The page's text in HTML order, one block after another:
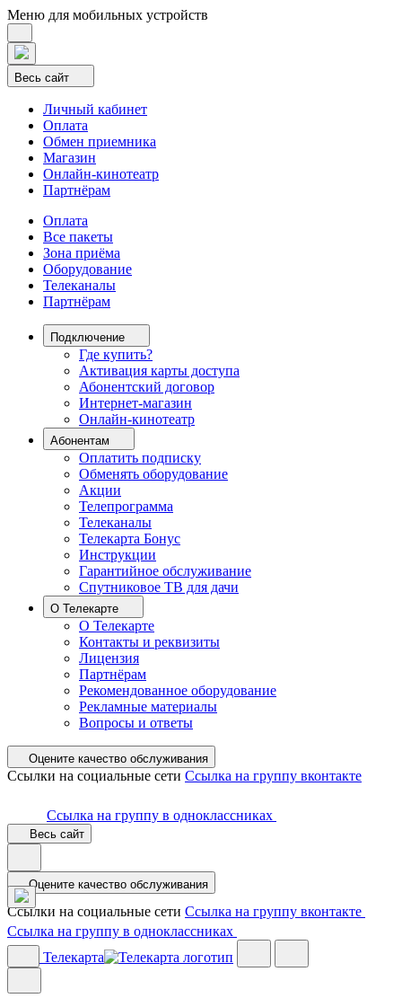
Меню для мобильных устройств
Весь сайт
Личный кабинет
Оплата
Обмен приемника
Магазин
Онлайн-кинотеатр
Партнёрам
Оплата
Все пакеты
Зона приёма
Оборудование
Телеканалы
Партнёрам
Подключение
Где купить?
Активация карты доступа
Абонентский договор
Интернет-магазин
Онлайн-кинотеатр
Абонентам
Оплатить подписку
Обменять оборудование
Акции
Телепрограмма
Телеканалы
Телекарта Бонус
Инструкции
Гарантийное обслуживание
Спутниковое ТВ для дачи
О Телекарте
О Телекарте
Контакты и реквизиты
Лицензия
Партнёрам
Рекомендованное оборудование
Рекламные материалы
Вопросы и ответы
Оцените качество обслуживания
Ссылки на социальные сети Ссылка на группу вконтакте
Ссылка на группу в одноклассниках
Весь сайт
Оцените качество обслуживания
Ссылки на социальные сети Ссылка на группу вконтакте
Ссылка на группу в одноклассниках
Телекарта